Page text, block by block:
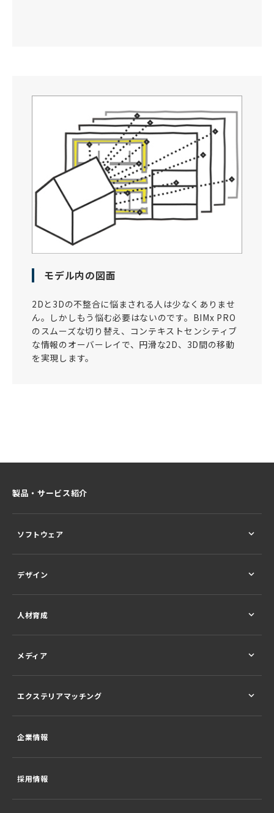
モデル内の図面
2Dと3Dの不整合に悩まされる人は少なくありませ
ん。しかしもう悩む必要はないのです。BIMx PRO
のスムーズな切り替え、コンテキストセンシティブ
な情報のオーバーレイで、円滑な2D、3D間の移動
を実現します。
製品・サービス紹介
ソフトウェア
デザイン
人材育成
メディア
エクステリアマッチング
企業情報
採用情報